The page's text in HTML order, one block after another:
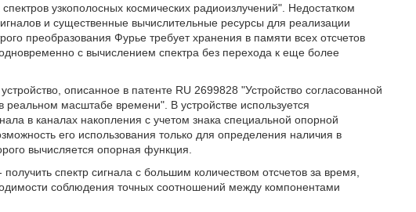
узкополосных космических радиоизлучений". Недостатком
и существенные вычислительные ресурсы для реализации
преобразования Фурье требует хранения в памяти всех отсчетов
с вычислением спектра без перехода к еще более
описанное в патенте RU 2699828 "Устройство согласованной
масштабе времени". В устройстве используется
в каналах накопления с учетом знака специальной опорной
его использования только для определения наличия в
вычисляется опорная функция.
получить спектр сигнала с большим количеством отсчетов за время,
соблюдения точных соотношений между компонентами